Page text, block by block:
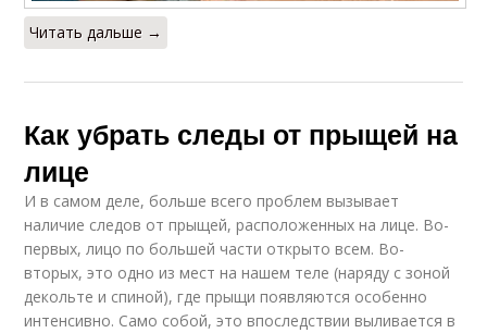
Читать дальше →
Как убрать следы от прыщей на
лице
И в самом деле, больше всего проблем вызывает
наличие следов от прыщей, расположенных на лице. Во-
первых, лицо по большей части открыто всем. Во-
вторых, это одно из мест на нашем теле (наряду с зоной
декольте и спиной), где прыщи появляются особенно
интенсивно. Само собой, это впоследствии выливается в